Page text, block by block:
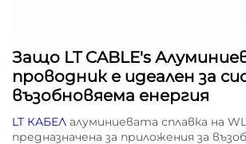
Защо LT CABLE's
проводник е идеален за
възобновяема енергия
LT КАБЕЛ алуминиевата сплавка на
предназначена за приложения за